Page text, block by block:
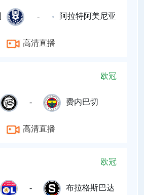
- 阿拉特阿美尼亚
高清直播
欧冠
- 费内巴切
高清直播
欧冠
- 布拉格斯巴达